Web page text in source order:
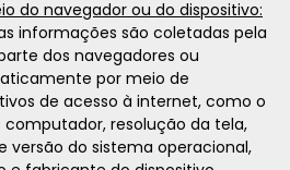
do navegador ou do dispositivo:
informações são coletadas pela
dos navegadores ou
por meio de
de acesso à internet, como o
computador, resolução da tela,
versão do sistema operacional,